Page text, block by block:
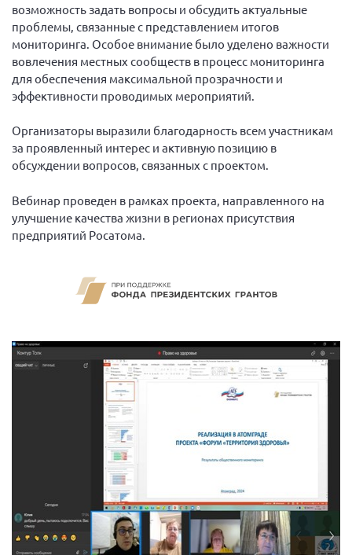
Республика Бурятия
Республика Карелия
Республика Калмыкия
г. Санкт-Петербург
г. Севастополь
Самарская область ПРИЗМА
Самарская область СГОРС
Смоленская область
Сахалинская область
Томская область
Тульская область
Ульяновская область
Челябинская область
Ярославская область
возможность задать вопросы и обсудить актуальные
проблемы, связанные с представлением итогов
мониторинга. Особое внимание было уделено важности
вовлечения местных сообществ в процесс мониторинга
для обеспечения максимальной прозрачности и
эффективности проводимых мероприятий.
Организаторы выразили благодарность всем участникам
за проявленный интерес и активную позицию в
обсуждении вопросов, связанных с проектом.
Вебинар проведен в рамках проекта, направленного на
улучшение качества жизни в регионах присутствия
предприятий Росатома.